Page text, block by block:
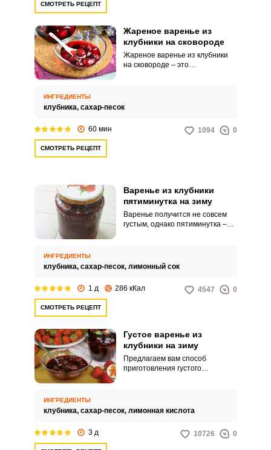
СМОТРЕТЬ РЕЦЕПТ
Жареное варенье из
клубники на сковороде
Жареное варенье из клубники
на сковороде – это
дополнением вашего стола.
использовать в качестве
ИНГРЕДИЕНТЫ
клубника, сахар-песок
60 мин 1094 0
СМОТРЕТЬ РЕЦЕПТ
Варенье из клубники
пятиминутка на зиму
Варенье получится не совсем
густым, однако пятиминутка –
варенья не занимает много
времени, а результат
ИНГРЕДИЕНТЫ
клубника, сахар-песок, лимонный сок
1 д 286 кКал 4547 0
СМОТРЕТЬ РЕЦЕПТ
Густое варенье из
клубники на зиму
Предлагаем вам способ
приготовления густого
остаются целыми благодаря
короткому циклу варки в
подобранному сорту клубники,
ИНГРЕДИЕНТЫ
клубника, сахар-песок, лимонная кислота
3 д 10726 0